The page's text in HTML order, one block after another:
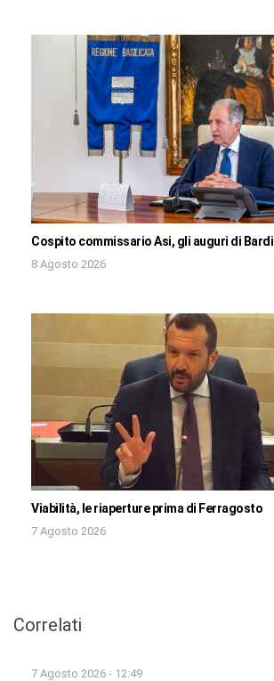
Cospito commissario Asi, gli auguri di Bardi
8 Agosto 2026
Viabilità, le riaperture prima di Ferragosto
7 Agosto 2026
Correlati
7 Agosto 2026 - 12:49